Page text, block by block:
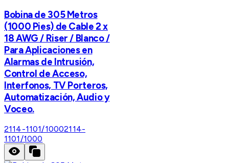
Bobina de 305 Metros
(1000 Pies) de Cable 2 x
18 AWG / Riser / Blanco /
Para Aplicaciones en
Alarmas de Intrusión,
Control de Acceso,
Interfonos, TV Porteros,
Automatización, Audio y
Voceo.
2114-1101/10002114-
1101/1000